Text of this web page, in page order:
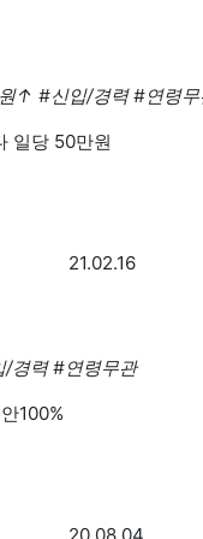
↑ #신입/경력 #연령무
일당 50만원
21.02.16
/경력 #연령무관
100%